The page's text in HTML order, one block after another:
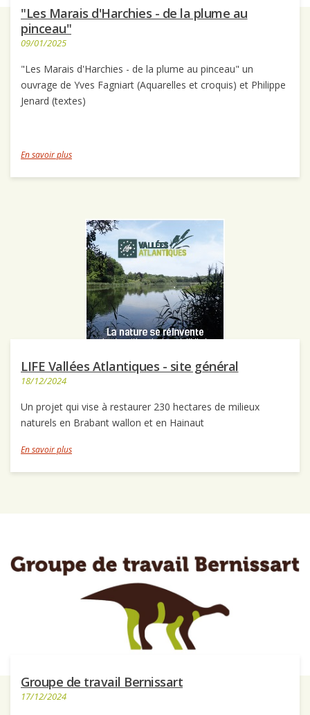
"Les Marais d'Harchies - de la plume au
pinceau"
09/01/2025
"Les Marais d'Harchies - de la plume au pinceau" un
ouvrage de Yves Fagniart (Aquarelles et croquis) et Philippe
Jenard (textes)
En savoir plus
LIFE Vallées Atlantiques - site général
18/12/2024
Un projet qui vise à restaurer 230 hectares de milieux
naturels en Brabant wallon et en Hainaut
En savoir plus
Groupe de travail Bernissart
17/12/2024